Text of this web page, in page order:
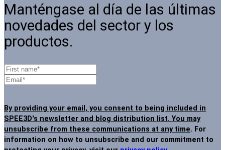
Manténgase al día de las últimas
novedades del sector y los
productos.
By providing your email, you consent to being included in
SPEE3D's newsletter and blog distribution list. You may
unsubscribe from these communications at any time. For
information on how to unsubscribe and our commitment to